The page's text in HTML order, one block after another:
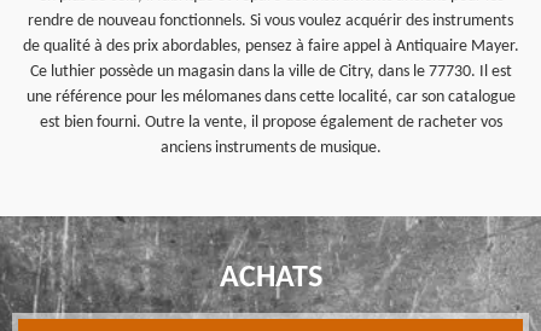
rendre de nouveau fonctionnels. Si vous voulez acquérir des instruments
de qualité à des prix abordables, pensez à faire appel à Antiquaire Mayer.
Ce luthier possède un magasin dans la ville de Citry, dans le 77730. Il est
une référence pour les mélomanes dans cette localité, car son catalogue
est bien fourni. Outre la vente, il propose également de racheter vos
anciens instruments de musique.
ACHATS